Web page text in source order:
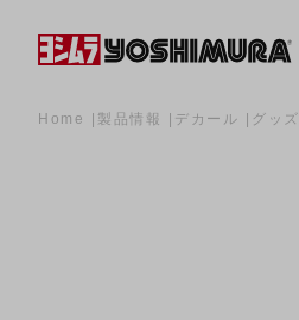
Home 製品情報 デカール グッズ